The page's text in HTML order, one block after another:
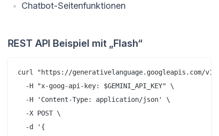
Chatbot-Seitenfunktionen
REST API Beispiel mit „Flash“
curl "https://generativelanguage.googleapis.com/
  -H "x-goog-api-key: $GEMINI_API_KEY" \
  -H 'Content-Type: application/json' \
  -X POST \
  -d '{